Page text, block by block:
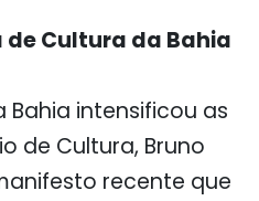
de Cultura da Bahia
intensificou as
de Cultura, Bruno
recente que